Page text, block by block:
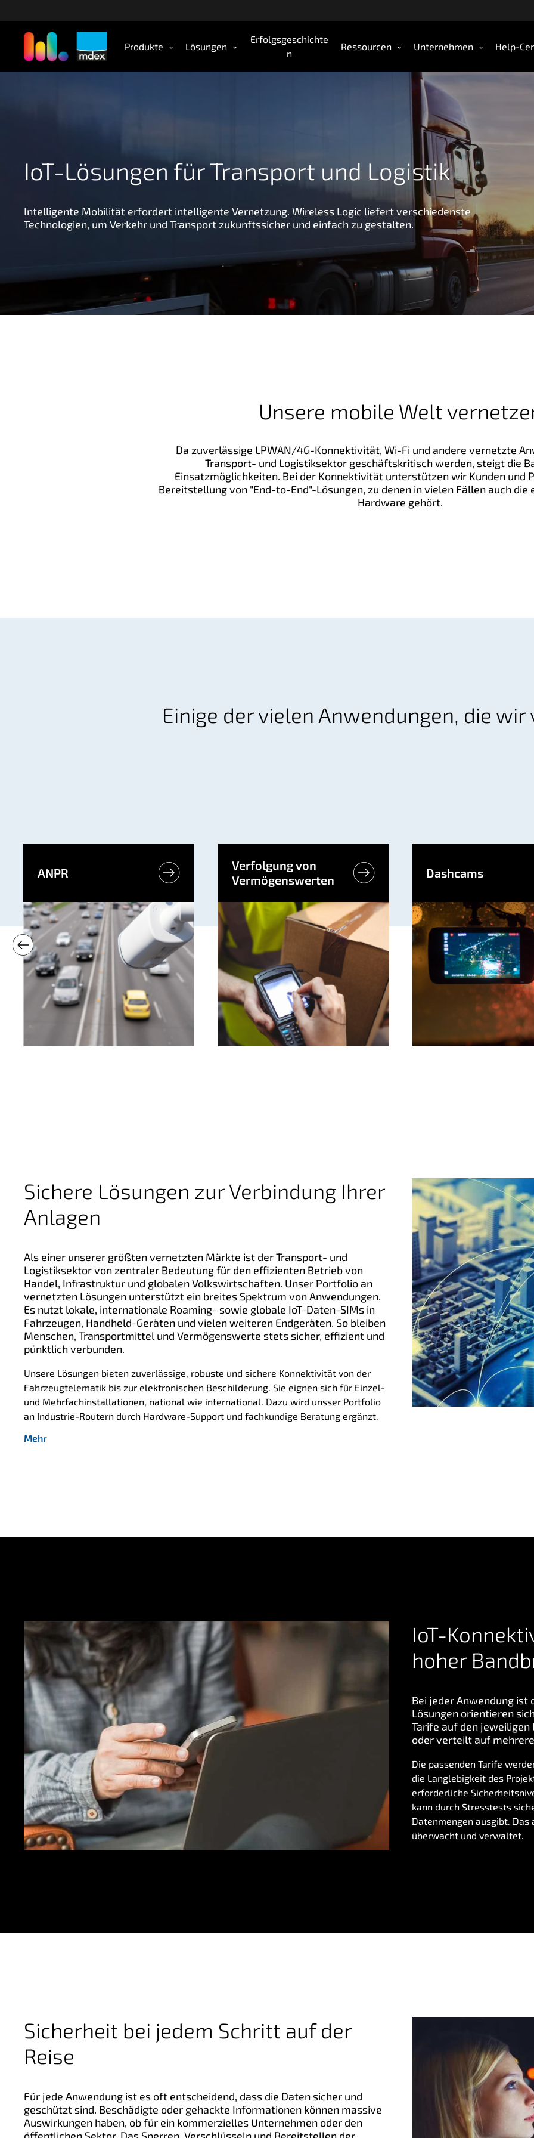
u
g
Produkte Lösungen
Erfolgsgeschichte
n
Ressourcen Unternehmen Help-
IoT-Lösungen für Transport und Logistik
Intelligente Mobilität erfordert intelligente Vernetzung. Wireless Logic liefert verschiedenste
Technologien, um Verkehr und Transport zukunftssicher und einfach zu gestalten.
Unsere mobile Welt
Da zuverlässige LPWAN/4G-Konnektivität, Wi-Fi und andere vernetzte
Transport- und Logistiksektor geschäftskritisch werden, steigt die
Einsatzmöglichkeiten. Bei der Konnektivität unterstützen wir Kunden und
Bereitstellung von "End-to-End"-Lösungen, zu denen in vielen Fällen auch die
Hardware gehört.
Einige der vielen Anwendungen, die wir
ANPR
Mehr lesen
Verfolgung von
Vermögenswerten
Dashcams
Sichere Lösungen zur Verbindung Ihrer
Anlagen
Als einer unserer größten vernetzten Märkte ist der Transport- und
Logistiksektor von zentraler Bedeutung für den effizienten Betrieb von
Handel, Infrastruktur und globalen Volkswirtschaften. Unser Portfolio an
vernetzten Lösungen unterstützt ein breites Spektrum von Anwendungen.
Es nutzt lokale, internationale Roaming- sowie globale IoT-Daten-SIMs in
Fahrzeugen, Handheld-Geräten und vielen weiteren Endgeräten. So bleiben
Menschen, Transportmittel und Vermögenswerte stets sicher, effizient und
pünktlich verbunden.
Unsere Lösungen bieten zuverlässige, robuste und sichere Konnektivität von der
Fahrzeugtelematik bis zur elektronischen Beschilderung. Sie eignen sich für Einzel-
und Mehrfachinstallationen, national wie international. Dazu wird unsser Portfolio
an Industrie-Routern durch Hardware-Support und fachkundige Beratung ergänzt.
Mehr
IoT-
hoher
Bei jeder Anwendung ist
Lösungen orientieren
Tarife auf den jeweiligen
oder verteilt auf
Die passenden Tarife
die Langlebigkeit des
erforderliche
kann durch Stresstests
Datenmengen ausgibt.
überwacht und verwaltet.
Sicherheit bei jedem Schritt auf der
Reise
Für jede Anwendung ist es oft entscheidend, dass die Daten sicher und
geschützt sind. Beschädigte oder gehackte Informationen können massive
Auswirkungen haben, ob für ein kommerzielles Unternehmen oder den